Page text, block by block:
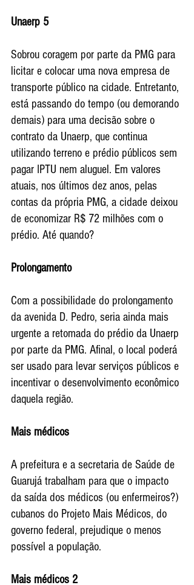
Unaerp 5
Sobrou coragem por parte da PMG para
licitar e colocar uma nova empresa de
transporte público na cidade. Entretanto,
está passando do tempo (ou demorando
demais) para uma decisão sobre o
contrato da Unaerp, que continua
utilizando terreno e prédio públicos sem
pagar IPTU nem aluguel. Em valores
atuais, nos últimos dez anos, pelas
contas da própria PMG, a cidade deixou
de economizar R$ 72 milhões com o
prédio. Até quando?
Prolongamento
Com a possibilidade do prolongamento
da avenida D. Pedro, seria ainda mais
urgente a retomada do prédio da Unaerp
por parte da PMG. Afinal, o local poderá
ser usado para levar serviços públicos e
incentivar o desenvolvimento econômico
daquela região.
Mais médicos
A prefeitura e a secretaria de Saúde de
Guarujá trabalham para que o impacto
da saída dos médicos (ou enfermeiros?)
cubanos do Projeto Mais Médicos, do
governo federal, prejudique o menos
possível a população.
Mais médicos 2